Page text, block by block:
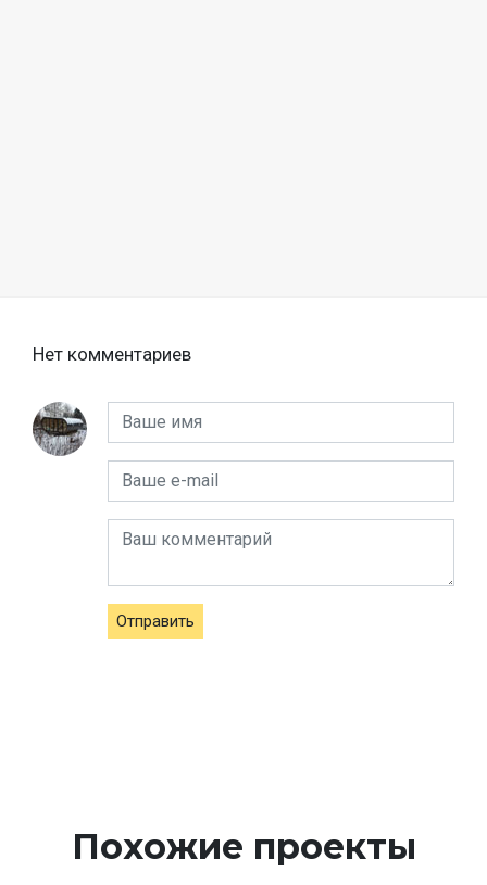
Нет комментариев
Отправить
Похожие проекты